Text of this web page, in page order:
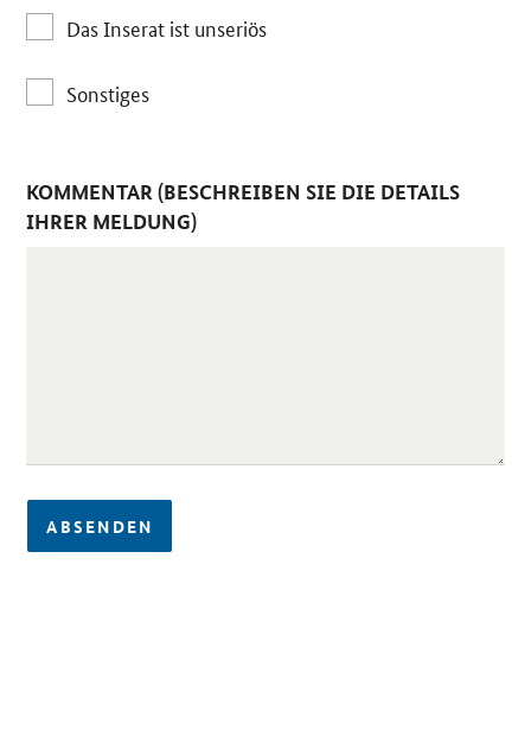
Das Inserat ist unseriös
Sonstiges
KOMMENTAR (BESCHREIBEN SIE DIE DETAILS
IHRER MELDUNG)
ABSENDEN